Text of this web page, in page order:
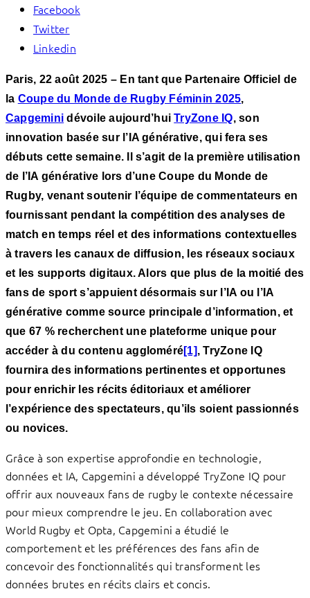
Facebook
Twitter
Linkedin
Paris, 22 août 2025 – En tant que Partenaire Officiel de
la Coupe du Monde de Rugby Féminin 2025,
Capgemini dévoile aujourd’huiTryZone IQ, son
innovation basée sur l’IA générative, qui fera ses
débuts cette semaine. Il s’agit de la première utilisation
de l’IA générative lors d’une Coupe du Monde de
Rugby, venant soutenir l’équipe de commentateurs en
fournissant pendant la compétition des analyses de
match en temps réel et des informations contextuelles
à travers les canaux de diffusion, les réseaux sociaux
et les supports digitaux. Alors que plus de la moitié des
fans de sport s’appuient désormais sur l’IA ou l’IA
générative comme source principale d’information, et
que 67 % recherchent une plateforme unique pour
accéder à du contenu aggloméré[1], TryZone IQ
fournira des informations pertinentes et opportunes
pour enrichir les récits éditoriaux et améliorer
l’expérience des spectateurs, qu’ils soient passionnés
ou novices.
Grâce à son expertise approfondie en technologie,
données et IA, Capgemini a développé TryZone IQ pour
offrir aux nouveaux fans de rugby le contexte nécessaire
pour mieux comprendre le jeu. En collaboration avec
World Rugby et Opta, Capgemini a étudié le
comportement et les préférences des fans afin de
concevoir des fonctionnalités qui transforment les
données brutes en récits clairs et concis.